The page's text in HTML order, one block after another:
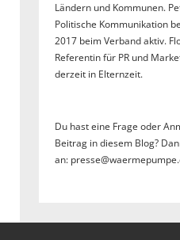
Ländern und Kommunen.
Politische Kommunikation
2017 beim Verband aktiv.
Referentin für PR und
derzeit in Elternzeit.
Du hast eine Frage oder
Beitrag in diesem Blog?
an: